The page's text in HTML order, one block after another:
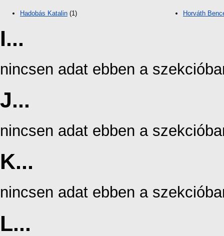
Hadobás Katalin (1) Horváth
I...
nincsen adat ebben a
J...
nincsen adat ebben a
K...
nincsen adat ebben a
L...